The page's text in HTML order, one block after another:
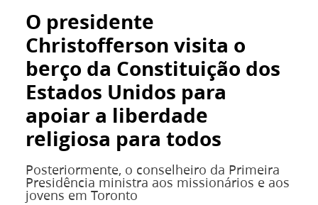
O presidente
Christofferson visita o
berço da Constituição dos
Estados Unidos para
apoiar a liberdade
religiosa para todos
Posteriormente, o conselheiro da Primeira
Presidência ministra aos missionários e aos
jovens em Toronto